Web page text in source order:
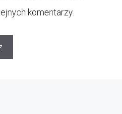
komentarzy.